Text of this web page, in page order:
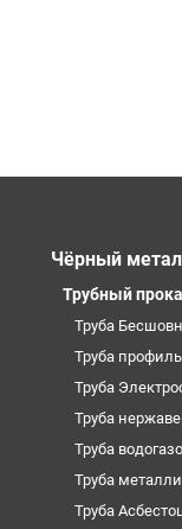
Чёрный
Трубный
Труба
Труба
Труба
Труба
Труба
Труба
Труба